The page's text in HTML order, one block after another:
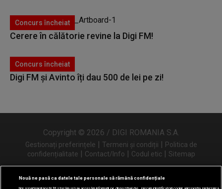
Concurs încheiat
Cerere în călătorie revine la Digi FM!
Concurs încheiat
Digi FM și Avinto îți dau 500 de lei pe zi!
Copyright © 2026 / DIGI ROMANIA S.A.
Gestionați preferințele | Termeni și condiții | Politica de
confidențialitate | Contact/Info | Codul etic | Sitemap
Nouă ne pasă ca datele tale personale să rămână confidențiale